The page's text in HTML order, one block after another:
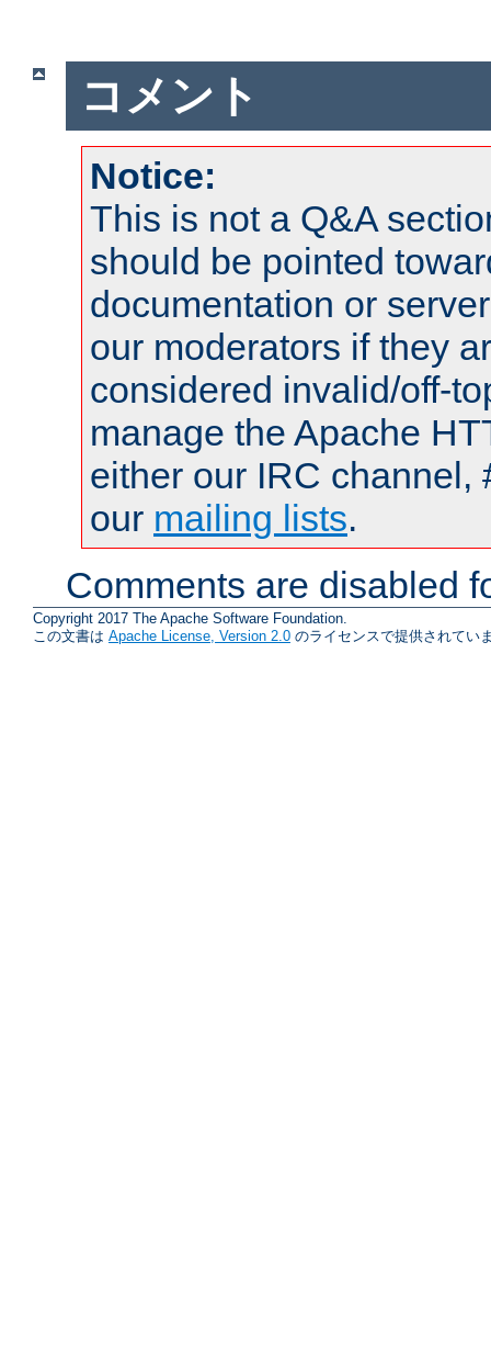
コメント
Notice:
This is not a Q&A
should be pointed
documentation or
our moderators if they
considered invalid/off-
manage the Apache
either our IRC channel,
our mailing lists.
Comments are disabled
Copyright 2017 The Apache Software Foundation.
この文書は Apache License, Version 2.0 のライセンスで提供されてい